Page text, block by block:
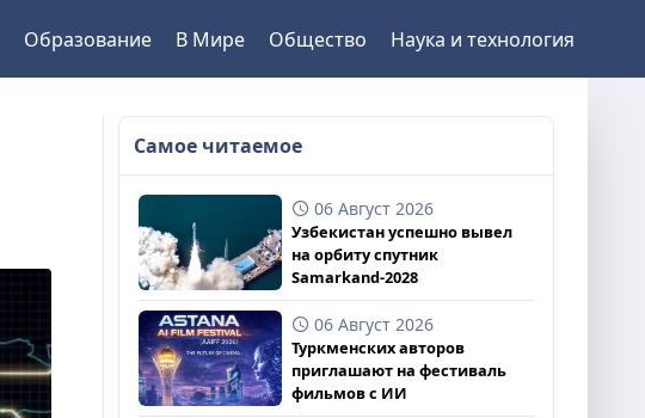
Образование В Мире Общество Наука и технология
Самое читаемое
06 Август 2026
Узбекистан успешно вывел
на орбиту спутник
Samarkand-2028
06 Август 2026
Туркменских авторов
приглашают на фестиваль
фильмов с ИИ